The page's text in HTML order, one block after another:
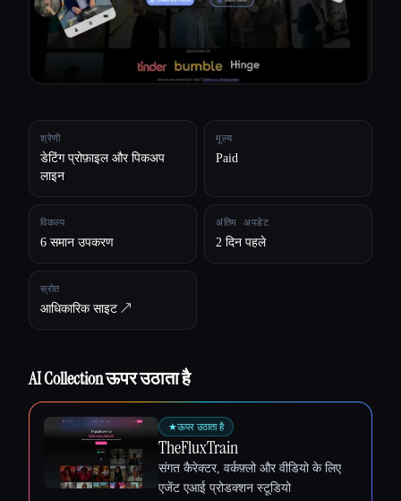
श्रेणी
डेटिंग प्रोफ़ाइल और पिकअप
लाइन
मूल्य
Paid
विकल्प
6 समान उपकरण
अंतिम अपडेट
2 दिन पहले
स्रोत
आधिकारिक साइट ↗︎
AI Collection ऊपर उठाता है
★ऊपर उठाता है
TheFluxTrain
संगत कैरेक्टर, वर्कफ़्लो और वीडियो के लिए
एजेंट एआई प्रोडक्शन स्टूडियो